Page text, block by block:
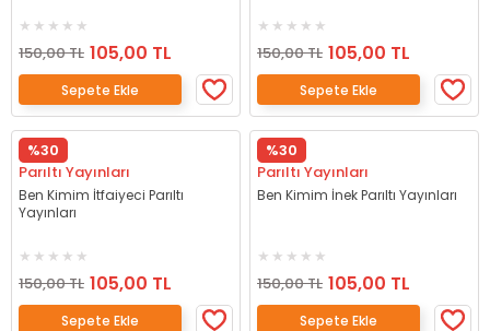
150,00 TL 105,00 TL
Sepete Ekle
150,00 TL 105,00 TL
Sepete Ekle
%30
Parıltı Yayınları
Ben Kimim İtfaiyeci Parıltı
Yayınları
150,00 TL 105,00 TL
Sepete Ekle
%30
Parıltı Yayınları
Ben Kimim İnek Parıltı Yayınları
150,00 TL 105,00 TL
Sepete Ekle